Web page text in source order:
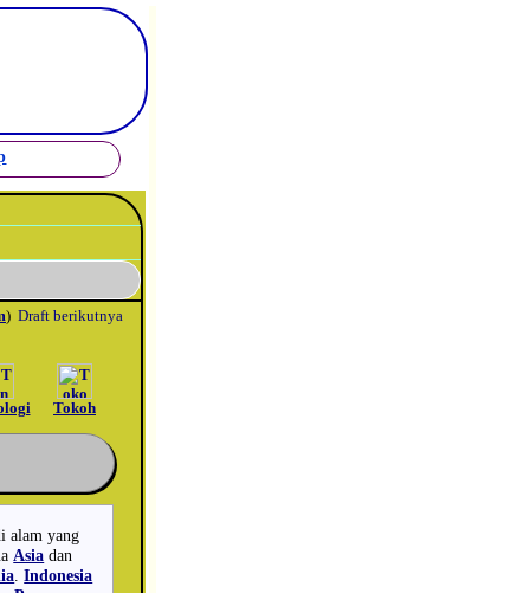
) Draft berikutnya
Tokoh
alam yang
Asia dan
.Indonesia